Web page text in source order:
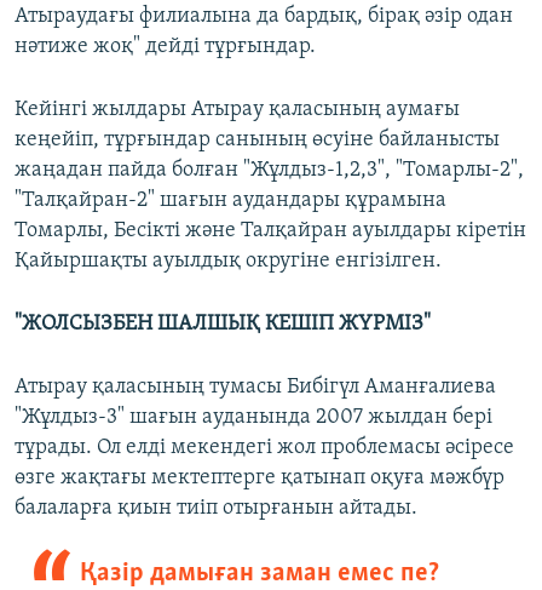
Атыраудағы филиалына да бардық, бірақ әзір одан
нәтиже жоқ" дейді тұрғындар.
Кейінгі жылдары Атырау қаласының аумағы
кеңейіп, тұрғындар санының өсуіне байланысты
жаңадан пайда болған "Жұлдыз-1,2,3", "Томарлы-2",
"Талқайран-2" шағын аудандары құрамына
Томарлы, Бесікті және Талқайран ауылдары кіретін
Қайыршақты ауылдық округіне енгізілген.
"ЖОЛСЫЗБЕН ШАЛШЫҚ КЕШІП ЖҮРМІЗ"
Атырау қаласының тумасы Бибігүл Аманғалиева
"Жұлдыз-3" шағын ауданында 2007 жылдан бері
тұрады. Ол елді мекендегі жол проблемасы әсіресе
өзге жақтағы мектептерге қатынап оқуға мәжбүр
балаларға қиын тиіп отырғанын айтады.
Қазір дамыған заман емес пе?